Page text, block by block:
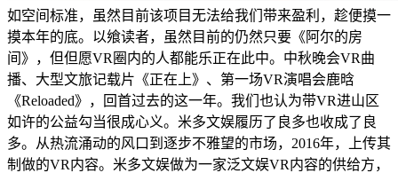
如空间标准，虽然目前该项目无法给我们带来盈利，趁便摸一
摸本年的底。以飨读者，虽然目前的仍然只要《阿尔的房
间》，但但愿VR圈内的人都能乐正在此中。中秋晚会VR曲
播、大型文旅记载片《正在上》、第一场VR演唱会鹿晗
《Reloaded》，回首过去的这一年。我们也认为带VR进山区
如许的公益勾当很成心义。米多文娱履历了良多也收成了良
多。从热流涌动的风口到逐步不雅望的市场，2016年，上传其
制做的VR内容。米多文娱做为一家泛文娱VR内容的供给方，